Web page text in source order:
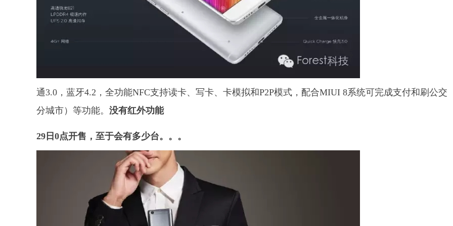
通3.0，蓝牙4.2，全功能NFC支持读卡、写卡、卡模拟和P2P模式，配合MIUI 8系统可完成支付和刷公交
分城市）等功能。 没有红外功能
29日0点开售，至于会有多少台。。。